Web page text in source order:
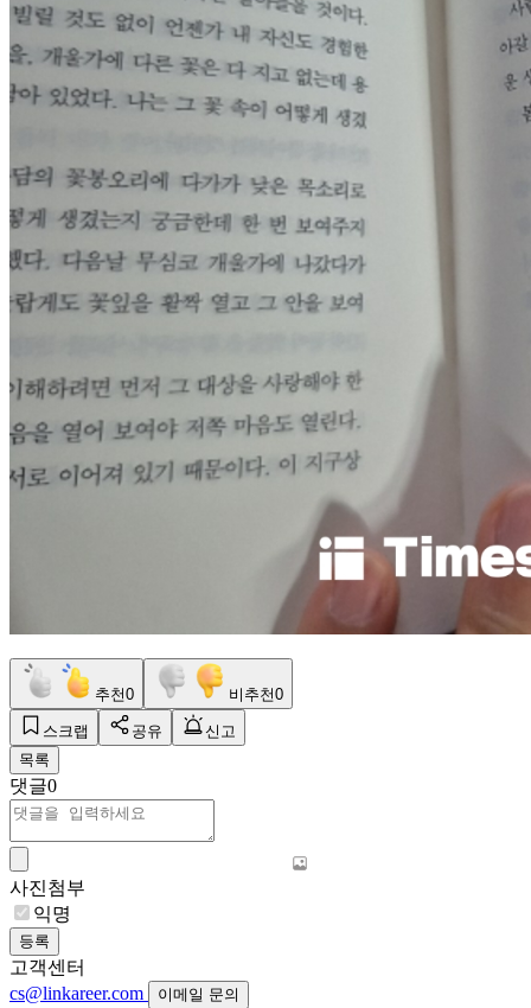
추천0 비추천0
스크랩 공유
신고
목록
댓글0
사진첨부
익명
등록
고객센터
cs@linkareer.com
이메일 문의